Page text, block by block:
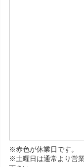
※赤色が休業日です。
※土曜日は通常より営